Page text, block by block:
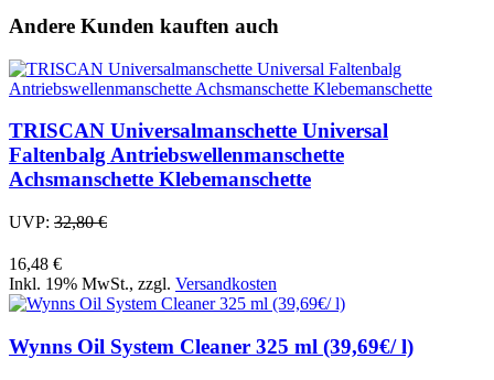
Andere Kunden kauften auch
TRISCAN Universalmanschette Universal
Faltenbalg Antriebswellenmanschette
Achsmanschette Klebemanschette
UVP: 32,80 €
16,48 €
Inkl. 19% MwSt., zzgl. Versandkosten
Wynns Oil System Cleaner 325 ml (39,69€/ l)